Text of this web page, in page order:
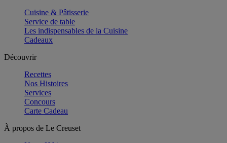
Cuisine & Pâtisserie
Service de table
Les indispensables de la Cuisine
Cadeaux
Découvrir
Recettes
Nos Histoires
Services
Concours
Carte Cadeau
À propos de Le Creuset